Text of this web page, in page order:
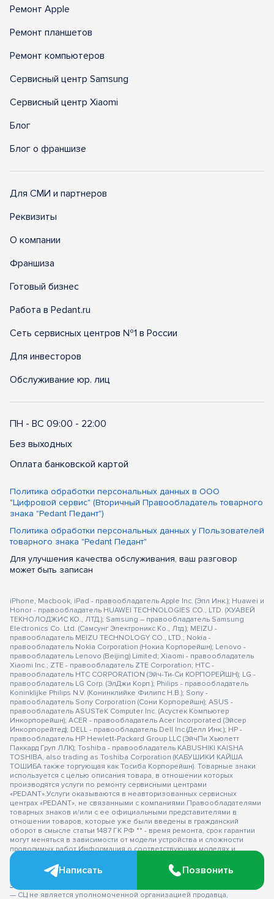
Ремонт Apple
Ремонт планшетов
Ремонт компьютеров
Сервисный центр Samsung
Сервисный центр Xiaomi
Блог
Блог о франшизе
Для СМИ и партнеров
Реквизиты
О компании
Франшиза
Готовый бизнес
Работа в Pedant.ru
Сеть сервисных центров №1 в России
Для инвесторов
Обслуживание юр. лиц
ПН - ВС 09:00 - 22:00
Без выходных
Оплата банковской картой
Политика обработки персональных данных в ООО
"Цифровой сервис" (Вторичный Правообладатель товарного
знака "Pedant Педант")
Политика обработки персональных данных у Пользователей
товарного знака "Pedant Педант"
Для улучшения качества обслуживания, ваш разговор
может быть записан
iPhone, Macbook, iPad - правообладатель Apple Inc. (Эпл Инк.); Huawei и
Honor - правообладатель HUAWEI TECHNOLOGIES CO., LTD. (ХУАВЕЙ
ТЕКНОЛОДЖИС КО., ЛТД.); Samsung – правообладатель Samsung
Electronics Co. Ltd. (Самсунг Электроникс Ко., Лтд.); MEIZU -
правообладатель MEIZU TECHNOLOGY CO., LTD.; Nokia -
правообладатель Nokia Corporation (Нокиа Корпорейшн); Lenovo -
правообладатель Lenovo (Beijing) Limited; Xiaomi - правообладатель
Xiaomi Inc.; ZTE - правообладатель ZTE Corporation; HTC -
правообладатель HTC CORPORATION (Эйч-Ти-Си КОРПОРЕЙШН); LG -
правообладатель LG Corp. (ЭлДжи Корп.); Philips - правообладатель
Koninklijke Philips N.V. (Конинклийке Филипс Н.В.); Sony -
правообладатель Sony Corporation (Сони Корпорейшн); ASUS -
правообладатель ASUSTeK Computer Inc. (Асустек Компьютер
Инкорпорейшн); ACER - правообладатель Acer Incorporated (Эйсер
Инкорпорейтед); DELL - правообладатель Dell Inc.(Делл Инк.); HP -
правообладатель HP Hewlett-Packard Group LLC (ЭйчПи Хьюлетт
Паккард Груп ЛЛК); Toshiba - правообладатель KABUSHIKI KAISHA
TOSHIBA, also trading as Toshiba Corporation (КАБУШИКИ КАЙША
ТОШИБА также торгующая как Тосиба Корпорейшн). Товарные знаки
используется с целью описания товара, в отношении которых
производятся услуги по ремонту сервисными центрами
«PEDANT».Услуги оказываются в неавторизованных сервисных
центрах «PEDANT», не связанными с компаниями Правообладателями
товарных знаков и/или с ее официальными представителями в
отношении товаров, которые уже были введены в гражданский
оборот в смысле статьи 1487 ГК РФ ** - время ремонта, срок гарантии
могут меняться в зависимости от модели устройства и сложности
проводимых работ Информация о соответствующих моделях и
комплектациях и их наличии, ценах, возможных выгодах и условиях
приобретения доступна в сервисных центрах Pedant.ru. Не является
публичной офертой.
Оферта на сервисное обслуживание
Застрахованного имущества
— СЦ не является уполномоченной организацией продавца,
Написать Позвонить